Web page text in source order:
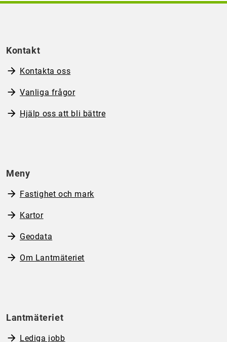
Kontakt
Kontakta oss
Vanliga frågor
Hjälp oss att bli bättre
Meny
Fastighet och mark
Kartor
Geodata
Om Lantmäteriet
Lantmäteriet
Lediga jobb